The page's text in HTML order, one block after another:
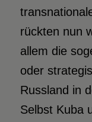
rückten nun
allem die
oder
Russland in
Selbst Kuba